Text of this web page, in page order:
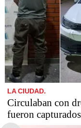
LA CIUDAD.
Circulaban con
fueron